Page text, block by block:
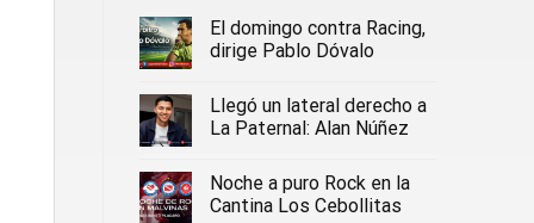
El domingo contra Racing,
dirige Pablo Dóvalo
Llegó un lateral derecho a
La Paternal: Alan Núñez
Noche a puro Rock en la
Cantina Los Cebollitas